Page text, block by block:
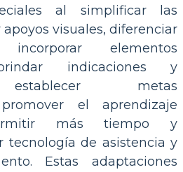
al simplificar las
visuales, diferenciar
elementos
indicaciones y
metas
el aprendizaje
más tiempo y
tecnología de asistencia y
Estas adaptaciones